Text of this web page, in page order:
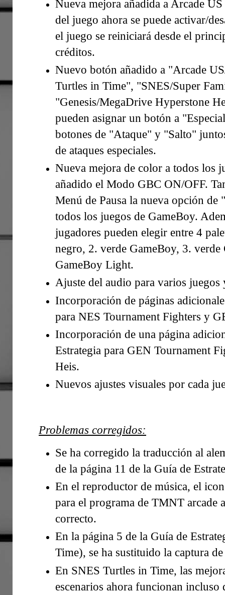
Nueva mejora añadida a Arcade
del juego ahora se puede activar/
el juego se reiniciará desde el
créditos.
Nuevo botón añadido a "Arcade
Turtles in Time", "SNES/Super
"Genesis/MegaDrive Hyperstone
pueden asignar un botón a
botones de "Ataque" y "Salto"
de ataques especiales.
Nueva mejora de color a todos los
añadido el Modo GBC ON/OFF.
Menú de Pausa la nueva opción de
todos los juegos de GameBoy.
jugadores pueden elegir entre 4
negro, 2. verde GameBoy, 3.
GameBoy Light.
Ajuste del audio para varios
Incorporación de páginas
para NES Tournament Fighters y
Incorporación de una página
Estrategia para GEN Tournament
Heis.
Nuevos ajustes visuales por cada
Problemas corregidos:
Se ha corregido la traducción al
de la página 11 de la Guía de
En el reproductor de música, el
para el programa de TMNT arcade
correcto.
En la página 5 de la Guía de
Time), se ha sustituido la captura
En SNES Turtles in Time, las
escenarios ahora funcionan incluso